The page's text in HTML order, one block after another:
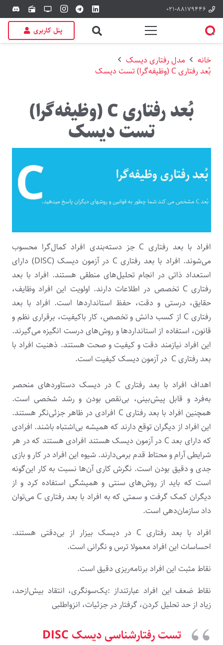
۰۲۱-۸۸۱۷۹۴۴۶ tv
radio
discord
پنل کاربری
خانه
مدل رفتاری دیسک
بُعد رفتاری C (وظیفه‌گرا) تست دیسک
بُعد رفتاری C (وظیفه‌گرا)
تست دیسک
افراد با بعد رفتاری C جز دسته‌بندی افراد کمال‌گرا محسوب
می‌شوند. افراد با بعد رفتاری C در آزمون دیسک (DISC) دارای
استعداد ذاتی در انجام تحلیل‌های منطقی هستند. افراد با بعد
رفتاری C تخصص در اطلاعات دارند. اولویت این افراد وظایف،
حقایق، درستی و دقت، حفظ استانداردها است. افراد با بعد
رفتاری C از کسب دانش و تخصص، کار باکیفیت، برقراری نظم و
قانون، استفاده از استانداردها و روش‌های درست انگیزه می‌گیرند.
این افراد نیازمند دقت و کیفیت و صحت هستند. ذهنیت افراد با
بعد رفتاری C در آزمون دیسک کیفیت است.
اهداف افراد با بعد رفتاری C در دیسک دستاوردهای منحصر
به‌فرد و قابل پیش‌بینی، بی‌نقص بودن و رشد شخصی است.
همچنین افراد با بعد رفتاری C افرادی در ظاهر جزئی‌نگر هستند.
این افراد از دیگران توقع دارند که همیشه بی‌اشتباه باشند. افرادی
که دارای بعد C در آزمون دیسک هستند افرادی هستند که در هر
شرایطی آرام و محتاط قدم برمی‌دارند. شیوه این افراد در کار و بازی
جدی و دقیق بودن است. نگرش کاری آن‌ها نسبت به کار این‌گونه
است که باید از روش‌های سنتی و همیشگی استفاده کرد و از
دیگران کمک گرفت و سمتی که به افراد با بعد رفتاری C می‌توان
داد سازمان‌دهی است.
افراد با بعد رفتاری C در دیسک بیزار از بی­‌دقتی هستند.
احساسات این افراد معمولا ترس و نگرانی است.
نقاط مثبت این افراد برنامه‌ریزی دقیق است.
نقاط ضعف این افراد عبارتنداز :یک‌سونگری، انتقاد بیش‌ازحد،
زیاد از حد تحلیل کردن، گرفتار در جزئیات، انزواطلبی
تست رفتارشناسی دیسک DISC